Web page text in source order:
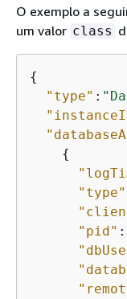
O exemplo a
um valor class
{
"type" :
{
"type"
"pid" :